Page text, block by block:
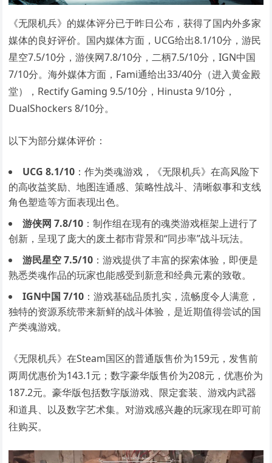
《无限机兵》的媒体评分已于昨日公布，获得了国内外多家
媒体的良好评价。国内媒体方面，UCG给出8.1/10分，游民
星空7.5/10分，游侠网7.8/10分，二柄7.5/10分，IGN中国
7/10分。海外媒体方面，Fami通给出33/40分（进入黄金殿
堂），Rectify Gaming 9.5/10分，Hinusta 9/10分，
DualShockers 8/10分。
以下为部分媒体评价：
UCG 8.1/10 ：作为类魂游戏，《无限机兵》在高风险下
的高收益奖励、地图连通感、策略性战斗、清晰叙事和支线
角色塑造等方面表现出色。
游侠网 7.8/10 ：制作组在现有的魂类游戏框架上进行了
创新，呈现了庞大的废土都市背景和“同步率”战斗玩法。
游民星空 7.5/10 ：游戏提供了丰富的探索体验，即便是
熟悉类魂作品的玩家也能感受到新意和经典元素的致敬。
IGN中国 7/10 ：游戏基础品质扎实，流畅度令人满意，
独特的资源系统带来新鲜的战斗体验，是近期值得尝试的国
产类魂游戏。
《无限机兵》在Steam国区的普通版售价为159元，发售前
两周优惠价为143.1元；数字豪华版售价为208元，优惠价为
187.2元。豪华版包括数字版游戏、限定套装、游戏内武器
和道具、以及数字艺术集。对游戏感兴趣的玩家现在即可前
往购买。